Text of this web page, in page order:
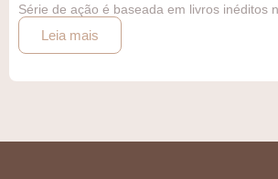
Série de ação é baseada em livros inéditos
Leia mais